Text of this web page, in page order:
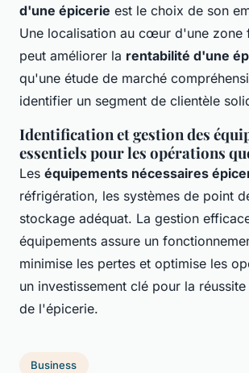
d'une épicerie est le choix de son
Une localisation au cœur d'une zone
peut améliorer la rentabilité d'une
qu'une étude de marché
identifier un segment de clientèle
Identification et gestion des
essentiels pour les opérations
Les équipements nécessaires
réfrigération, les systèmes de point
stockage adéquat. La gestion
équipements assure un
minimise les pertes et optimise les
un investissement clé pour la
de l'épicerie.
Business